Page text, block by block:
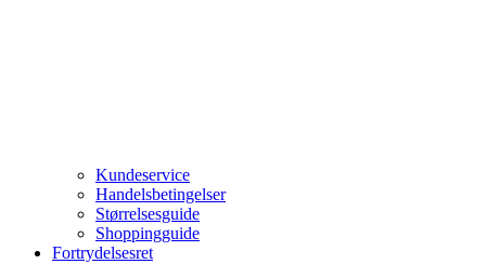
Kundeservice
Handelsbetingelser
Størrelsesguide
Shoppingguide
Fortrydelsesret